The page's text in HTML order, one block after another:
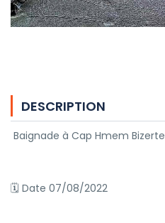
DESCRIPTION
Baignade à Cap Hmem Bizerte
🗓 Date 07/08/2022